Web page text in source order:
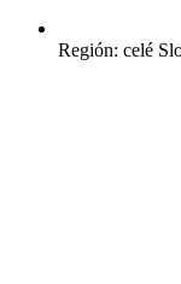
Región: celé